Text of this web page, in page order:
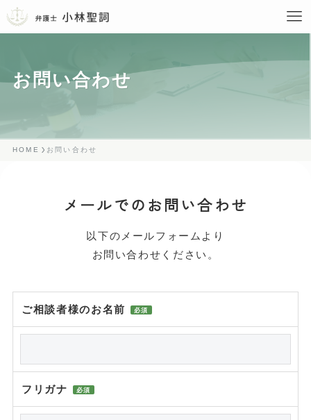
お問い合わせ
HOME お問い合わせ
メールでのお問い合わせ
以下のメールフォームより
お問い合わせください。
ご相談者様のお名前 必須
フリガナ 必須